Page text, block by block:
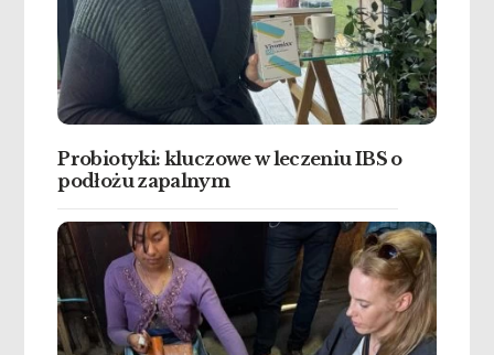
Probiotyki: kluczowe w leczeniu IBS o
podłożu zapalnym